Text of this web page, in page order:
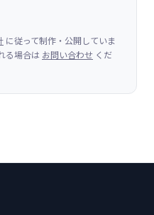
に従って制作・公開していま
る場合は お問い合わせ くだ